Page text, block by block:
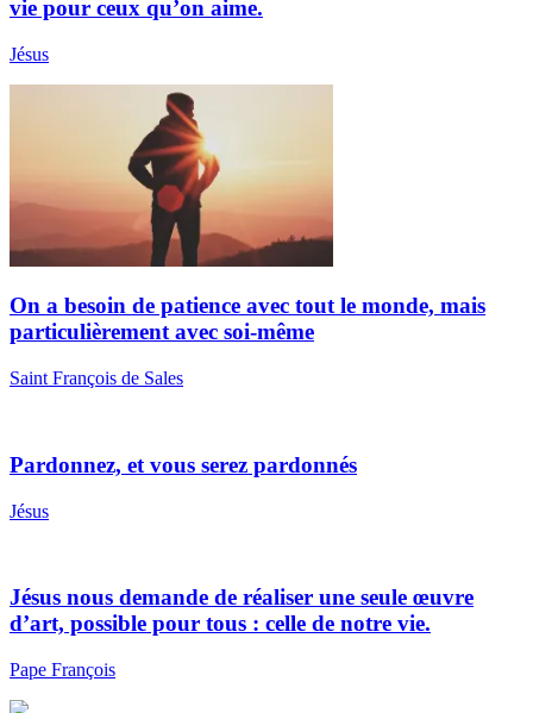
vie pour ceux qu’on aime.
Jésus
On a besoin de patience avec tout le monde, mais
particulièrement avec soi-même
Saint François de Sales
Pardonnez, et vous serez pardonnés
Jésus
Jésus nous demande de réaliser une seule œuvre
d’art, possible pour tous : celle de notre vie.
Pape François